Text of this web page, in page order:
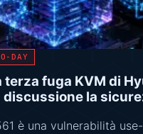
DAY
terza fuga KVM di
discussione la
è una vulnerabilità